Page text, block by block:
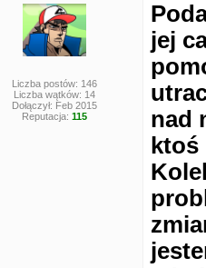
Liczba postów: 146
Liczba wątków: 14
Dołączył: Feb 2015
Reputacja: 115
jej
nad
ktoś